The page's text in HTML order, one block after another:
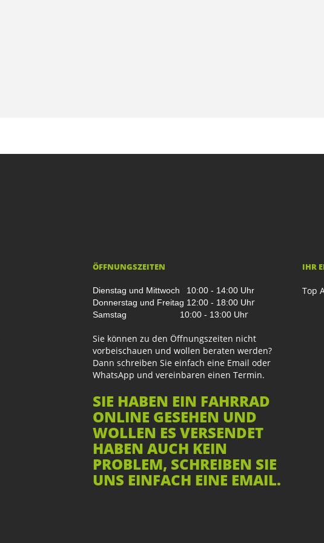
ÖFFNUNGSZEITEN
Dienstag und Mittwoch
10:00 - 14:00 Uhr
Donnerstag und Freitag 12:00 - 18:00 Uhr
Samstag 10:00 - 13:00 Uhr
Sie können zu den Öffnungszeiten nicht
vorbeischauen und wollen beraten werden?
Dann schreiben Sie einfach eine Email oder
WhatsApp und vereinbaren einen Termin.
SIE HABEN EIN FAHRRAD
ONLINE GESEHEN UND
WOLLEN ES VERSENDET
HABEN AUCH KEIN
PROBLEM, SCHREIBEN SIE
UNS EINFACH EINE EMAIL.
IHR
Top